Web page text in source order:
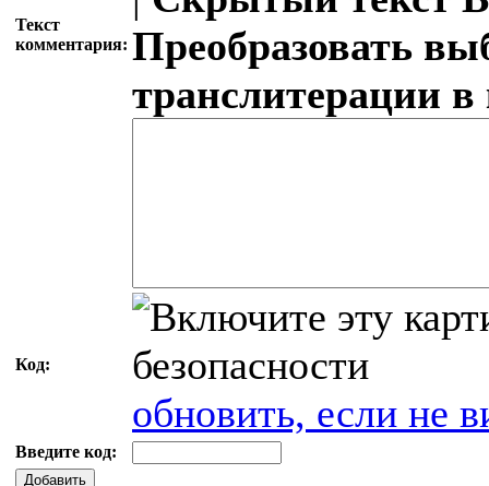
Текст
комментария: Преобразовать
транслитерации
Код:
обновить, если не
Введите код:
Добавить